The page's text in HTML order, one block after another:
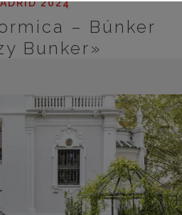
2024
– Búnker
Bunker»